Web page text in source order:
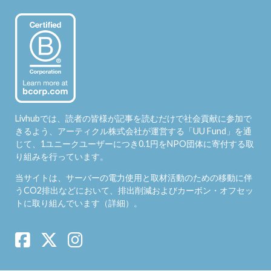
Livhubでは、読者の皆様が記事を読むだけで社会貢献に参加で
きるよう、アーティクル株式会社が運営する「UU Fund 」を通
じて、1ユニークユーザーにつき0.1円をNPO団体に寄付する取
り組みを行っています。
当サイトは、サーバーの電力使用と取材活動のための移動に伴
うCO2排出などにおいて、排出削減およびカーボン・オフセッ
トに取り組んでいます（詳細）。